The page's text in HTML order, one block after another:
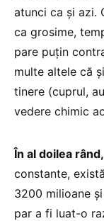
atunci ca și azi.
ca grosime,
pare puțin
multe altele că
tinere (cuprul,
vedere chimic
În al doilea rând,
constante,
3200 milioane
par a fi luat-o